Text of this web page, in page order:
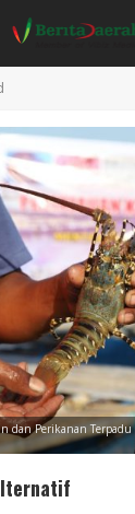
dan Perikanan Terpadu